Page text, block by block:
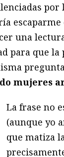
una
para que la
mujeres
La frase no
(aunque yo
que matiza